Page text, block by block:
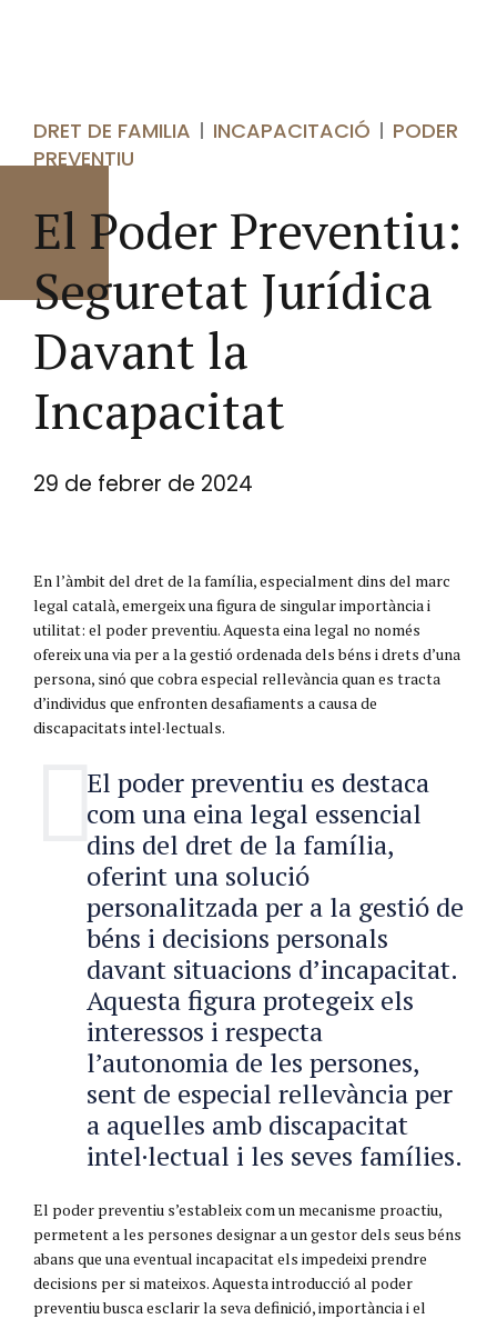
DRET DE FAMILIA INCAPACITACIÓ
PODER
PREVENTIU
El Poder Preventiu:
Seguretat Jurídica
Davant la
Incapacitat
29 de febrer de 2024
En l’àmbit del dret de la família, especialment dins del marc
legal català, emergeix una figura de singular importància i
utilitat: el poder preventiu. Aquesta eina legal no només
ofereix una via per a la gestió ordenada dels béns i drets d’una
persona, sinó que cobra especial rellevància quan es tracta
d’individus que enfronten desafiaments a causa de
discapacitats intel·lectuals.
El poder preventiu es destaca
com una eina legal essencial
dins del dret de la família,
oferint una solució
personalitzada per a la gestió de
béns i decisions personals
davant situacions d’incapacitat.
Aquesta figura protegeix els
interessos i respecta
l’autonomia de les persones,
sent de especial rellevància per
a aquelles amb discapacitat
intel·lectual i les seves famílies.
El poder preventiu s’estableix com un mecanisme proactiu,
permetent a les persones designar a un gestor dels seus béns
abans que una eventual incapacitat els impedeixi prendre
decisions per si mateixos. Aquesta introducció al poder
preventiu busca esclarir la seva definició, importància i el